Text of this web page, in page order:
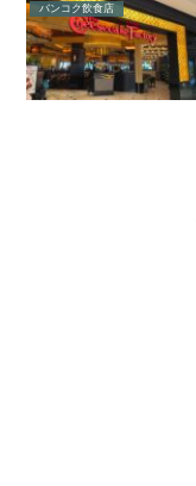
バンコク飲食店